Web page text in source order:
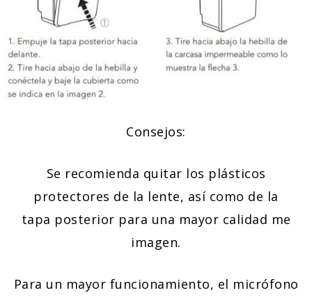
Consejos:
Se recomienda quitar los plásticos
protectores de la lente, así como de la
tapa posterior para una mayor calidad me
imagen.
Para un mayor funcionamiento, el micrófono